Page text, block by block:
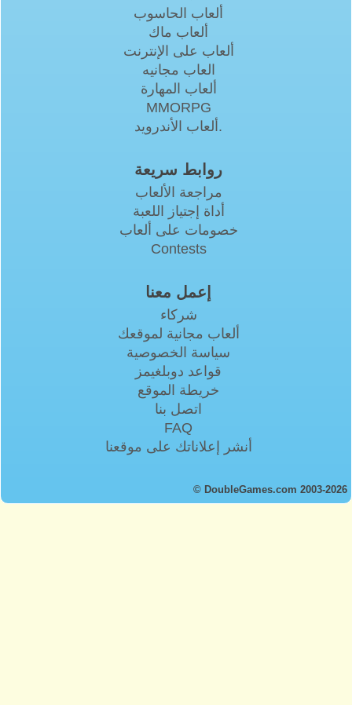
ألعاب الحاسوب
ألعاب ماك
ألعاب على الإنترنت
العاب مجانيه
ألعاب المهارة
MMORPG
ألعاب الأندرويد.
روابط سريعة
مراجعة الألعاب
أداة إجتياز اللعبة
خصومات على ألعاب
Contests
إعمل معنا
شركاء
ألعاب مجانية لموقعك
سياسة الخصوصية
قواعد دوبلغيمز
خريطة الموقع
اتصل بنا
FAQ
أنشر إعلاناتك على موقعنا
© DoubleGames.com 2003-2026